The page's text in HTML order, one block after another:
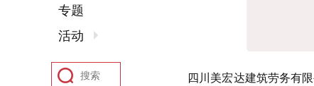
四川美宏达建筑劳务有限
专题
活动